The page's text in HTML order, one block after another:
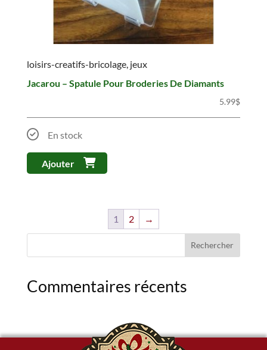
loisirs-creatifs-bricolage, jeux
Jacarou – Spatule Pour Broderies De Diamants
5.99$
En stock
Ajouter
1 2 →
Commentaires récents